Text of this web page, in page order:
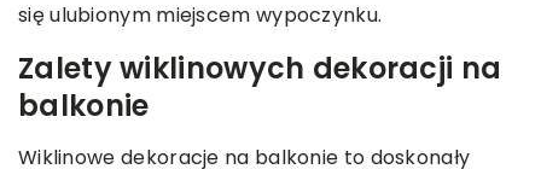
się ulubionym miejscem wypoczynku.
Zalety wiklinowych dekoracji na
balkonie
Wiklinowe dekoracje na balkonie to doskonały